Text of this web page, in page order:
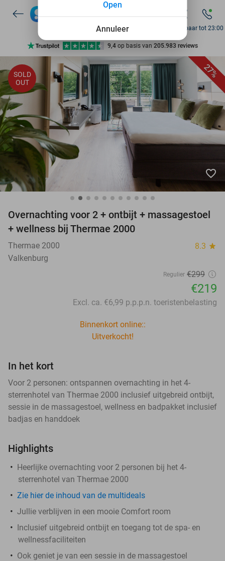
7 dagen per week beschikbaar
10+ miljoen leden
9,4 op basis van 205.983 reviews
Ontdek 15.000+ deals
7 dagen per week beschikbaar
10+ miljoen leden
Bereikbaar tot 23:00
27%
SOLD
OUT
favorite_border
Overnachting voor 2 + ontbijt + massagestoel
+ wellness bij Thermae 2000
Thermae 2000 8.3 star
Valkenburg
Regulier €299
€219
Excl. ca. €6,99 p.p.p.n. toeristenbelasting
Binnenkort online::
Uitverkocht!
In het kort
Voor 2 personen: ontspannen overnachting in het 4-
sterrenhotel van Thermae 2000 inclusief uitgebreid ontbijt,
sessie in de massagestoel, wellness en badpakket inclusief
badjas en handdoek
Highlights
Heerlijke overnachting voor 2 personen bij het 4-
sterrenhotel van Thermae 2000
Zie hier de inhoud van de multideals
Jullie verblijven in een mooie Comfort room
Inclusief uitgebreid ontbijt en toegang tot de spa- en
wellnessfaciliteiten
Ook geniet je van een sessie in de massagestoel
Annuleer
Open